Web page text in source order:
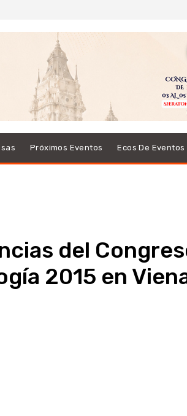
Próximos Eventos Ecos De Eventos
del
2015 en